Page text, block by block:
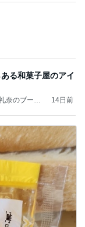
る和菓子屋のアイ
奈のブーブ
14日前